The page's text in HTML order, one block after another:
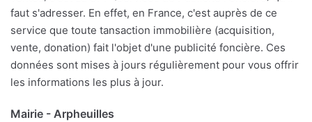
faut s'adresser. En effet, en France, c'est auprès de ce
service que toute tansaction immobilière (acquisition,
vente, donation) fait l'objet d'une publicité foncière. Ces
données sont mises à jours régulièrement pour vous offrir
les informations les plus à jour.
Mairie - Arpheuilles